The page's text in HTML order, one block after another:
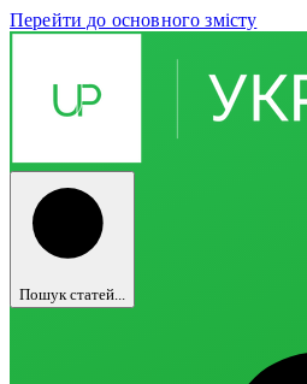
Перейти до основного змісту
Пошук статей...